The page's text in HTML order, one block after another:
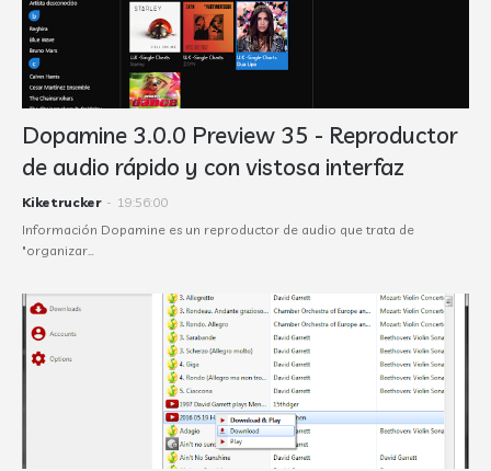
Dopamine 3.0.0 Preview 35 - Reproductor
de audio rápido y con vistosa interfaz
Kiketrucker - 19:56:00
Información Dopamine es un reproductor de audio que trata de
"organizar…